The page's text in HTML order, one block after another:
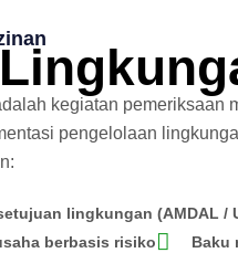
kegiatan pemeriksaan
pengelolaan
lingkungan (AMDAL /
berbasis risiko
Baku